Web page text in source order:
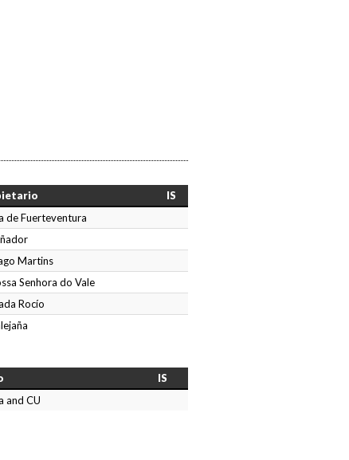
IS
de Fuerteventura
Martins
Senhora do Vale
Rocío
IS
and CU